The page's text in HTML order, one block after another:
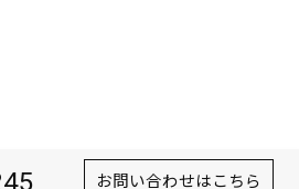
お問い合わせはこちら